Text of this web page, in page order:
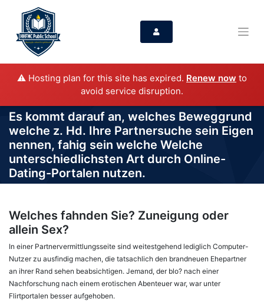
⚠️ Hosting plan for this site has expired. Renew now to
avoid service disruption.
Es kommt darauf an, welches Beweggrund
welche z. Hd. Ihre Partnersuche sein Eigen
nennen, fahig sein welche Welche
unterschiedlichsten Art durch Online-
Dating-Portalen nutzen.
Welches fahnden Sie? Zuneigung oder
allein Sex?
In einer Partnervermittlungsseite sind weitestgehend lediglich Computer-
Nutzer zu ausfindig machen, die tatsachlich den brandneuen Ehepartner
an ihrer Rand sehen beabsichtigen. Jemand, der blo? nach einer
Nachforschung nach einem erotischen Abenteuer war, war unter
Flirtportalen besser aufgehoben.